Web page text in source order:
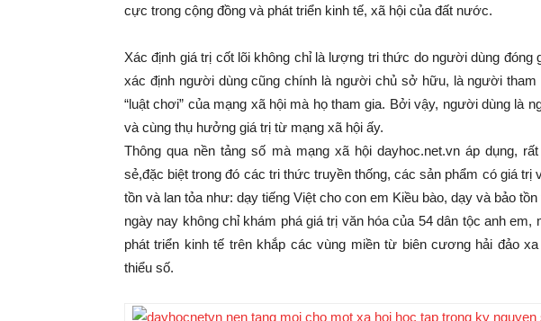
cực trong cộng đồng và phát triển kinh tế, xã hội của đất nước.
Xác định giá trị cốt lõi không chỉ là lượng tri thức do người dùng đóng
xác định người dùng cũng chính là người chủ sở hữu, là người
“luật chơi” của mạng xã hội mà họ tham gia. Bởi vậy, người dùng là
và cùng thụ hưởng giá trị từ mạng xã hội ấy.
Thông qua nền tảng số mà mạng xã hội dayhoc.net.vn áp dụng,
sẻ,đặc biệt trong đó các tri thức truyền thống, các sản phẩm có giá
tồn và lan tỏa như: dạy tiếng Việt cho con em Kiều bào, dạy và bảo
ngày nay không chỉ khám phá giá trị văn hóa của 54 dân tộc anh em,
phát triển kinh tế trên khắp các vùng miền từ biên cương hải đảo
thiểu số.